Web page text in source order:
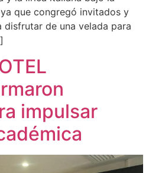
que congregó invitados y
disfrutar de una velada para
impulsar